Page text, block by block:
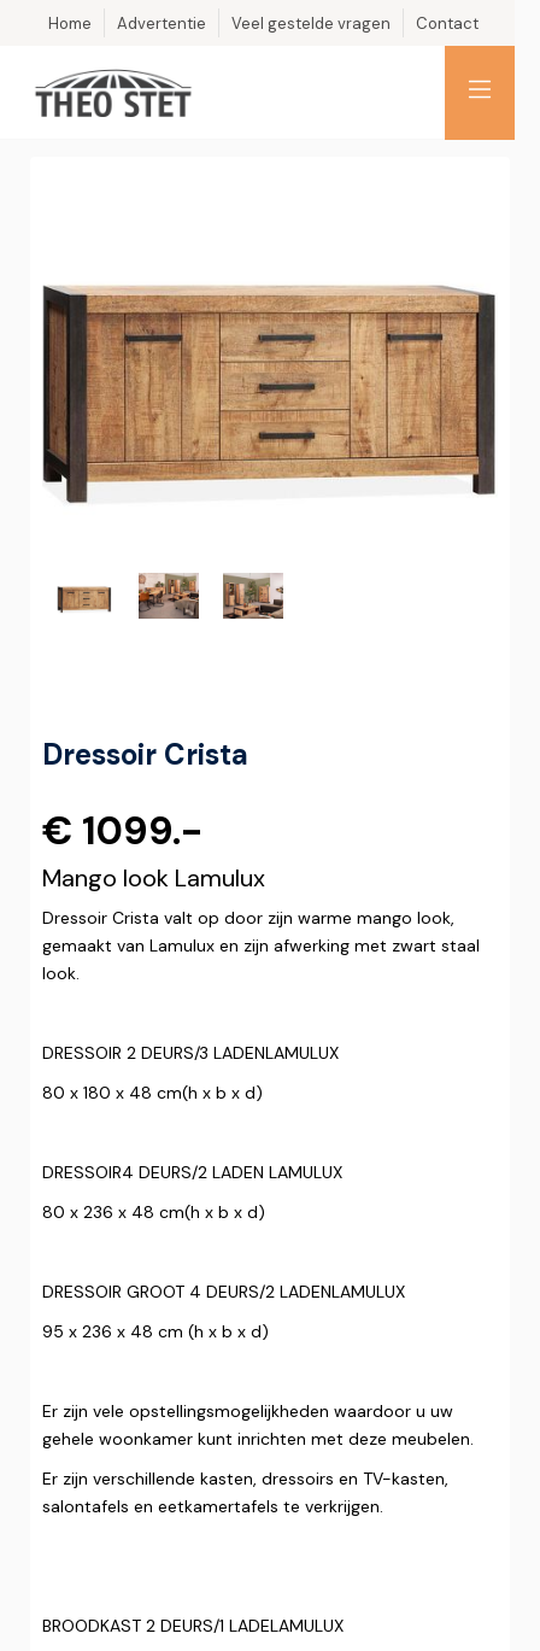
Home Advertentie Veel gestelde vragen Contact
Dressoir Crista
€ 1099.-
Mango look Lamulux
Dressoir Crista valt op door zijn warme mango look,
gemaakt van Lamulux en zijn afwerking met zwart staal
look.
DRESSOIR 2 DEURS/3 LADENLAMULUX
80 x 180 x 48 cm(h x b x d)
DRESSOIR4 DEURS/2 LADEN LAMULUX
80 x 236 x 48 cm(h x b x d)
DRESSOIR GROOT 4 DEURS/2 LADENLAMULUX
95 x 236 x 48 cm (h x b x d)
Er zijn vele opstellingsmogelijkheden waardoor u uw
gehele woonkamer kunt inrichten met deze meubelen.
Er zijn verschillende kasten, dressoirs en TV-kasten,
salontafels en eetkamertafels te verkrijgen.‍
BROODKAST 2 DEURS/1 LADELAMULUX